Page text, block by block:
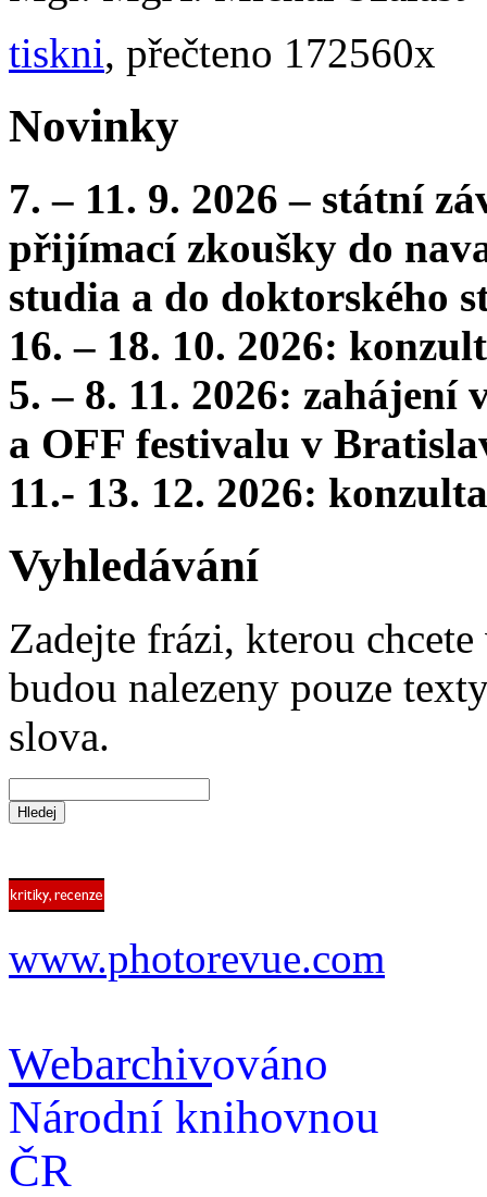
tiskni, přečteno 172560x
Novinky
7. – 11. 9. 2026 – státní
přijímací zkoušky do
studia a do doktorského
16. – 18. 10. 2026:
5. – 8. 11. 2026:
a OFF festivalu v
11.- 13. 12. 2026:
Vyhledávání
Zadejte frázi, kterou
budou nalezeny pouze
slova.
www.photorevue.com
Webarchivováno
Národní knihovnou
ČR